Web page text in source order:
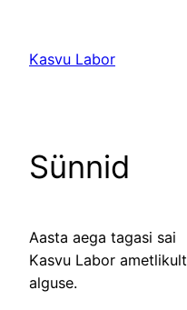
juurde
Kasvu Labor
Sünnid
Aasta aega tagasi sai
Kasvu Labor ametlikult
alguse.